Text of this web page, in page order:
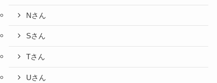
Nさん
Sさん
Tさん
Uさん